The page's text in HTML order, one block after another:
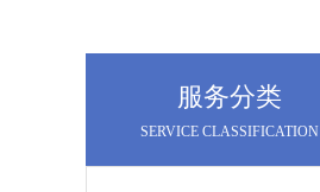
服务分类
SERVICE CLASSIFICATION